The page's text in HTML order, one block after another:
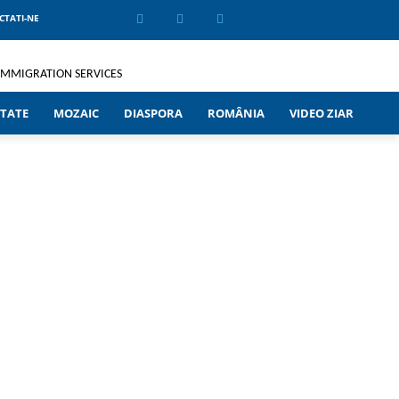
NE
MOZAIC DIASPORA ROMÂNIA VIDEO ZIAR